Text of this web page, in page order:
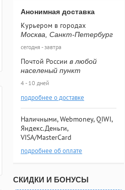
Анонимная доставка
Курьером в городах
Москва, Санкт-Петербург
сегодня - завтра
Почтой России в любой
населеный пункт
4 - 10 дней
подробнее о доставке
Наличными, Webmoney, QIWI,
Яндекс.Деньги,
VISA/MasterCard
подробнее об оплате
СКИДКИ И БОНУСЫ